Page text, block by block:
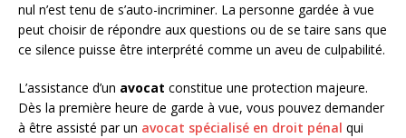
nul n’est tenu de s’auto-incriminer. La personne gardée à vue
peut choisir de répondre aux questions ou de se taire sans que
ce silence puisse être interprété comme un aveu de culpabilité.
L’assistance d’un avocat constitue une protection majeure.
Dès la première heure de garde à vue, vous pouvez demander
à être assisté par un avocat spécialisé en droit pénal qui